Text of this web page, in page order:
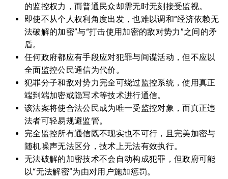
的监控权力，而普通民众却需无时无刻接受监视。
即使不从个人权利角度出发，也难以调和“经济依赖无
法破解的加密”与“打击使用加密的敌对势力”之间的矛
盾。
任何政府都应有手段应对犯罪与间谍活动，但不应以
全面监控公民通信为代价。
犯罪分子和敌对势力完全可绕过监控系统，使用真正
端到端加密或隐写术等技术进行通信。
该法案将使合法公民成为唯一受监控对象，而真正违
法者可轻易规避监管。
完全监控所有通信既不现实也不可行，且完美加密与
随机噪声无法区分，技术上无法有效执行。
无法破解的加密技术不会自动构成犯罪，但政府可能
以“无法解密”为由对用户施加惩罚。